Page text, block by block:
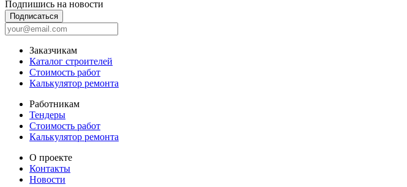
Подпишись на новости
Подписаться
Заказчикам
Каталог строителей
Стоимость работ
Калькулятор ремонта
Работникам
Тендеры
Стоимость работ
Калькулятор ремонта
О проекте
Контакты
Новости